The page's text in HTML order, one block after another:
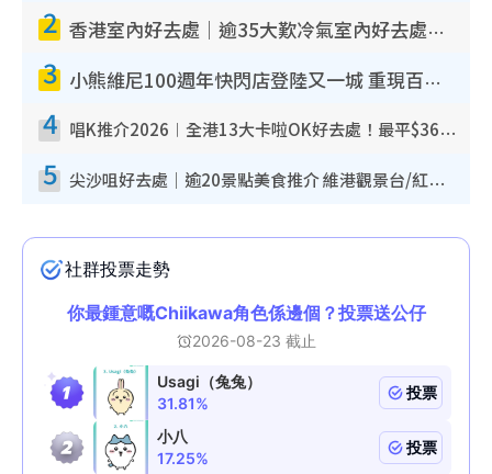
2 香港室內好去處｜逾35大歎冷氣室內好去處推介 室內活動免費避雨無懼落雨
3 小熊維尼100週年快閃店登陸又一城 重現百畝森林經典場景／獨家限定盲盒登場／專屬DIY香水
4 唱K推介2026︱全港13大卡啦OK好去處！最平$36起 日文K都有！(附地址+收費詳情)
5 尖沙咀好去處｜逾20景點美食推介 維港觀景台/紅磚古蹟/九龍公園/室內遊樂場